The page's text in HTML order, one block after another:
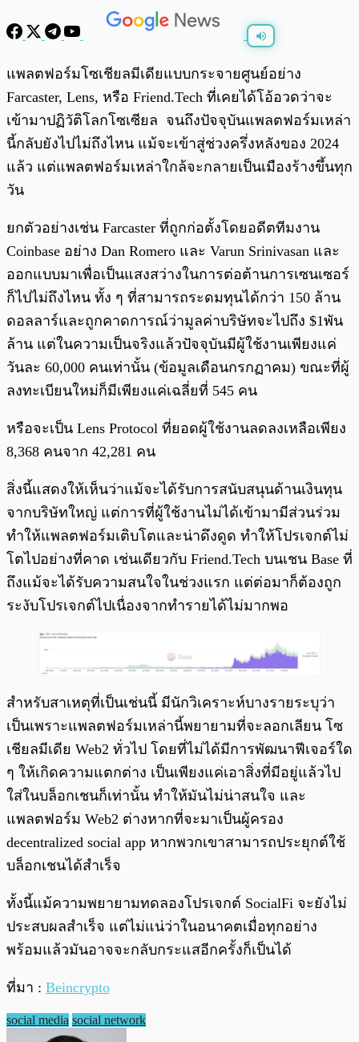
พร้อมเล่น 0:00
แพลตฟอร์มโซเชียลมีเดียแบบกระจายศูนย์อย่าง
Farcaster, Lens, หรือ Friend.Tech ที่เคยได้โอ้อวดว่าจะ
เข้ามาปฏิวัติโลกโซเซียล จนถึงปัจจุบันแพลตฟอร์มเหล่า
นี้กลับยังไปไม่ถึงไหน แม้จะเข้าสู่ช่วงครึ่งหลังของ 2024
แล้ว แต่แพลตฟอร์มเหล่าใกล้จะกลายเป็นเมืองร้างขึ้นทุก
วัน
ยกตัวอย่างเช่น Farcaster ที่ถูกก่อตั้งโดยอดีตทีมงาน
Coinbase อย่าง Dan Romero และ Varun Srinivasan และ
ออกแบบมาเพื่อเป็นแสงสว่างในการต่อต้านการเซนเซอร์
ก็ไปไม่ถึงไหน ทั้ง ๆ ที่สามารถระดมทุนได้กว่า 150 ล้าน
ดอลลาร์และถูกคาดการณ์ว่ามูลค่าบริษัทจะไปถึง $1พัน
ล้าน แต่ในความเป็นจริงแล้วปัจจุบันมีผู้ใช้งานเพียงแค่
วันละ 60,000 คนเท่านั้น (ข้อมูลเดือนกรกฏาคม) ขณะที่ผู้
ลงทะเบียนใหม่ก็มีเพียงแค่เฉลี่ยที่ 545 คน
หรือจะเป็น Lens Protocol ที่ยอดผู้ใช้งานลดลงเหลือเพียง
8,368 คนจาก 42,281 คน
สิ่งนี้แสดงให้เห็นว่าแม้จะได้รับการสนับสนุนด้านเงินทุน
จากบริษัทใหญ่ แต่การที่ผู้ใช้งานไม่ได้เข้ามามีส่วนร่วม
ทำให้แพลตฟอร์มเติบโตและน่าดึงดูด ทำให้โปรเจกต์ไม่
โตไปอย่างที่คาด เช่นเดียวกับ Friend.Tech บนเชน Base ที่
ถึงแม้จะได้รับความสนใจในช่วงแรก แต่ต่อมาก็ต้องถูก
ระงับโปรเจกต์ไปเนื่องจากทำรายได้ไม่มากพอ
สำหรับสาเหตุที่เป็นเช่นนี้ มีนักวิเคราะห์บางรายระบุว่า
เป็นเพราะแพลตฟอร์มเหล่านี้พยายามที่จะลอกเลียน โซ
เชียลมีเดีย Web2 ทั่วไป โดยที่ไม่ได้มีการพัฒนาฟีเจอร์ใด
ๆ ให้เกิดความแตกต่าง เป็นเพียงแค่เอาสิ่งที่มีอยู่แล้วไป
ใส่ในบล็อกเชนก็เท่านั้น ทำให้มันไม่น่าสนใจ และ
แพลตฟอร์ม Web2 ต่างหากที่จะมาเป็นผู้ครอง
decentralized social app หากพวกเขาสามารถประยุกต์ใช้
บล็อกเชนได้สำเร็จ
ทั้งนี้แม้ความพยายามทดลองโปรเจกต์ SocialFi จะยังไม่
ประสบผลสำเร็จ แต่ไม่แน่ว่าในอนาคตเมื่อทุกอย่าง
พร้อมแล้วมันอาจจะกลับกระแสอีกครั้งก็เป็นได้
ที่มา : Beincrypto
social media social network